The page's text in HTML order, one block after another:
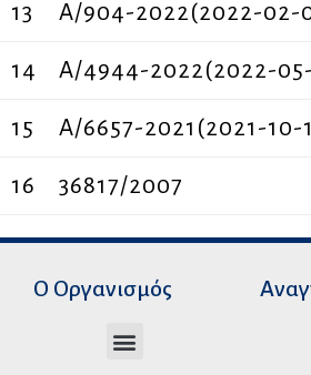
13 Α/904-2022(2022-02-
14 A/4944-2022(2022-
15 Α/6657-2021(2021-10-
16 36817/2007
Ο Οργανισμός